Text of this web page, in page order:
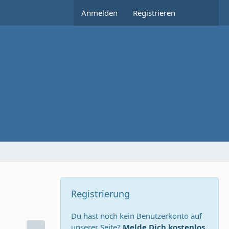
Anmelden Registrieren
Registrierung
Du hast noch kein Benutzerkonto auf